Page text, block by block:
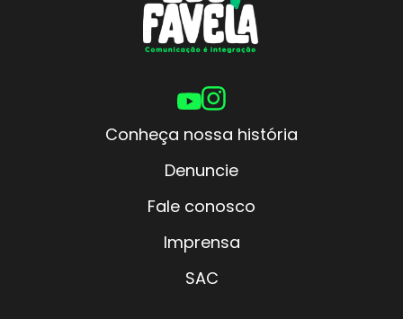
Conheça nossa história
Denuncie
Fale conosco
Imprensa
SAC